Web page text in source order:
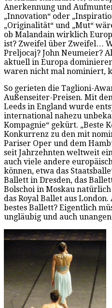
Anerkennung und
„Innovation“ oder
„Originalität“ und „Mut“
ob Malandain wirklich
ist? Zweifel über Zweifel…
Preljocaj? John Neumeier?
aktuell in Europa
waren nicht mal nominiert,
So gerieten die Taglioni-
Außenseiter-Preisen. Mit
Leeds in England wurde
international nahezu
Kompagnie“ gekürt. „Beste
Konkurrenz zu den mit
Pariser Oper und dem
seit Jahrzehnten weltweit
auch viele andere
können, etwa das
Ballett in Dresden, das
Bolschoi in Moskau
das Royal Ballet aus
bestes Ballett? Eigentlich
ungläubig und auch